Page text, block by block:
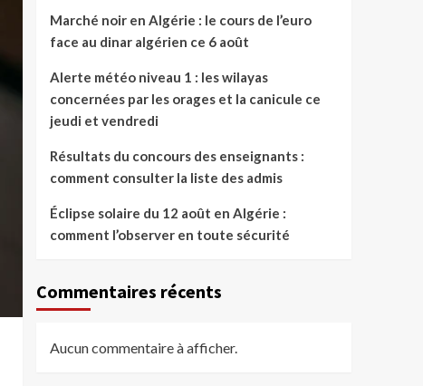
Marché noir en Algérie : le cours de l’euro
face au dinar algérien ce 6 août
Alerte météo niveau 1 : les wilayas
concernées par les orages et la canicule ce
jeudi et vendredi
Résultats du concours des enseignants :
comment consulter la liste des admis
Éclipse solaire du 12 août en Algérie :
comment l’observer en toute sécurité
Commentaires récents
Aucun commentaire à afficher.